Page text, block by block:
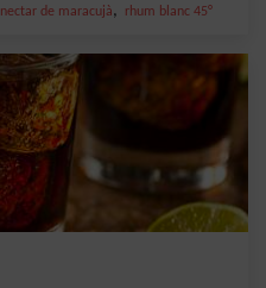
nectar de maracujà, rhum blanc 45°